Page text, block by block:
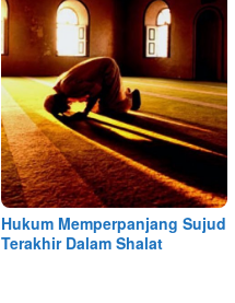
Hukum Memperpanjang Sujud
Terakhir Dalam Shalat